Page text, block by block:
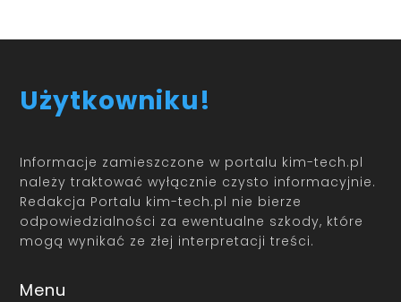
Użytkowniku!
Informacje zamieszczone w portalu kim-tech.pl
należy traktować wyłącznie czysto informacyjnie.
Redakcja Portalu kim-tech.pl nie bierze
odpowiedzialności za ewentualne szkody, które
mogą wynikać ze złej interpretacji treści.
Menu